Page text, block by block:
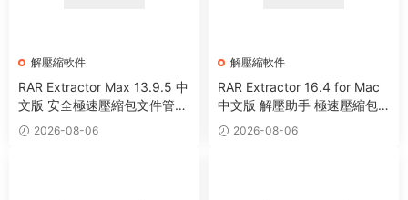
解壓縮軟件
RAR Extractor Max 13.9.5 中
文版 安全極速壓縮包文件管理
器 2026-08-06
解壓縮軟件
RAR Extractor 16.4 for Mac
中文版 解壓助手 極速壓縮包
管理工具
2026-08-06